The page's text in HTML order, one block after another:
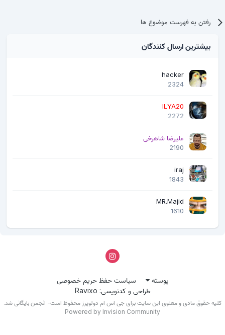
رفتن به فهرست موضوع ها
بیشترین ارسال کنندگان
hacker
2324
ILYA20
2272
علیرضا شاهرخی
2190
iraj
1843
MR.Majid
1610
پوسته
سیاست حفظ حریم خصوصی
طراحی و کدنویسی: Ravixo
حقوق مادی و معنوی این سایت برای جی اس ام دولوپرز محفوظ است- انجمن بایگانی شد.
Powered by Invision Community